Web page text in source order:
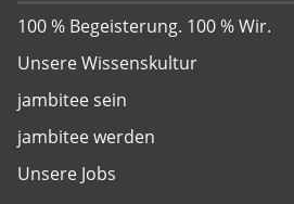
100 % Begeisterung. 100 % Wir.
Unsere Wissenskultur
jambitee sein
jambitee werden
Unsere Jobs